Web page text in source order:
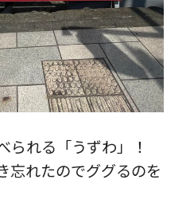
られる「うずわ」！
忘れたのでググるのを